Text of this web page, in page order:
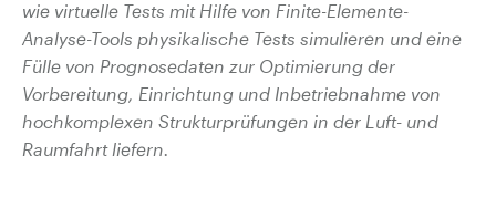
wie virtuelle Tests mit Hilfe von Finite-Elemente-
Analyse-Tools physikalische Tests simulieren und eine
Fülle von Prognosedaten zur Optimierung der
Vorbereitung, Einrichtung und Inbetriebnahme von
hochkomplexen Strukturprüfungen in der Luft- und
Raumfahrt liefern.